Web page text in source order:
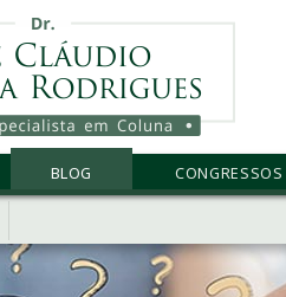
BLOG CONGRESSOS